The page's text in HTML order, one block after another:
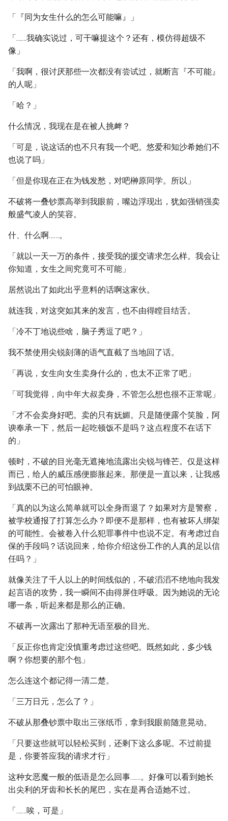
「『同为女生什么的怎么可能嘛』」
「……我确实说过，可干嘛提这个？还有，模仿得超级不
像」
「我啊，很讨厌那些一次都没有尝试过，就断言『不可能』
的人呢」
「哈？」
什么情况，我现在是在被人挑衅？
「可是，说这话的也不只有我一个吧。悠爱和知沙希她们不
也说了吗」
「但是你现在正在为钱发愁，对吧榊原同学。所以」
不破将一叠钞票高举到我眼前，嘴边浮现出，犹如强销强卖
般盛气凌人的笑容。
什、什么啊……。
「就以一天一万的条件，接受我的援交请求怎么样。我会让
你知道，女生之间究竟可不可能」
居然说出了如此出乎意料的话啊这家伙。
就连我，对这突如其来的发言，也不由得瞠目结舌。
「冷不丁地说些啥，脑子秀逗了吧？」
我不禁使用尖锐刻薄的语气直截了当地回了话。
「再说，女生向女生卖身什么的，也太不正常了吧」
「可我觉得，向中年大叔卖身，不管怎么想也很不正常呢」
「才不会卖身好吧。卖的只有妩媚。只是随便露个笑脸，阿
谀奉承一下，然后一起吃顿饭不是吗？这点程度不在话下
的」
顿时，不破的目光毫无遮掩地流露出尖锐与锋芒。仅是这样
而已，给人的威压感便膨胀起来。那便是一直以来，让我感
到战栗不已的可怕眼神。
「真的以为这么简单就可以全身而退了？如果对方是警察，
被学校通报了打算怎么办？即便不是那样，也有被坏人绑架
的可能性。会被卷入什么犯罪事件中也说不定。有考虑过自
保的手段吗？话说回来，给你介绍这份工作的人真的足以信
任吗？」
就像关注了千人以上的时间线似的，不破滔滔不绝地向我发
起言语的攻势，我一瞬间不由得屏住呼吸。因为她说的无论
哪一条，听起来都是那么的正确。
不破再一次露出了那种无语至极的目光。
「反正你也肯定没慎重考虑过这些吧。既然如此，多少钱
啊？你想要的那个包」
怎么连这个都记得一清二楚。
「三万日元，怎么了？」
不破从那叠钞票中取出三张纸币，拿到我眼前随意晃动。
「只要这些就可以轻松买到，还剩下这么多呢。不过前提
是，你要答应我的请求才行」
这种女恶魔一般的低语是怎么回事……。好像可以看到她长
出尖利的牙齿和长长的尾巴，实在是再合适她不过。
「……唉，可是」